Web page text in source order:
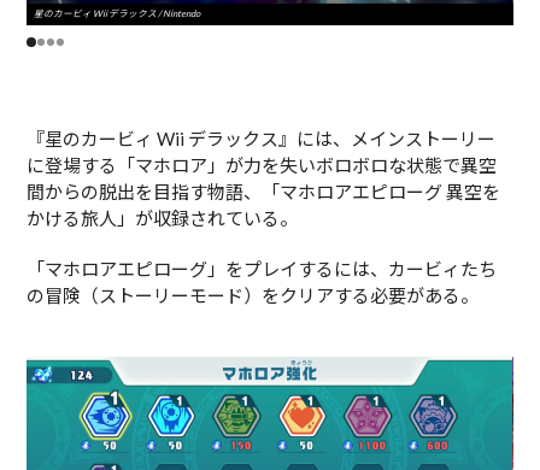
星のカービィ Wii デラックス / Nintendo
『星のカービィ Wii デラックス』には、メインストーリー
に登場する「マホロア」が力を失いボロボロな状態で異空
間からの脱出を目指す物語、「マホロアエピローグ 異空を
かける旅人」が収録されている。
「マホロアエピローグ」をプレイするには、カービィたち
の冒険（ストーリーモード）をクリアする必要がある。